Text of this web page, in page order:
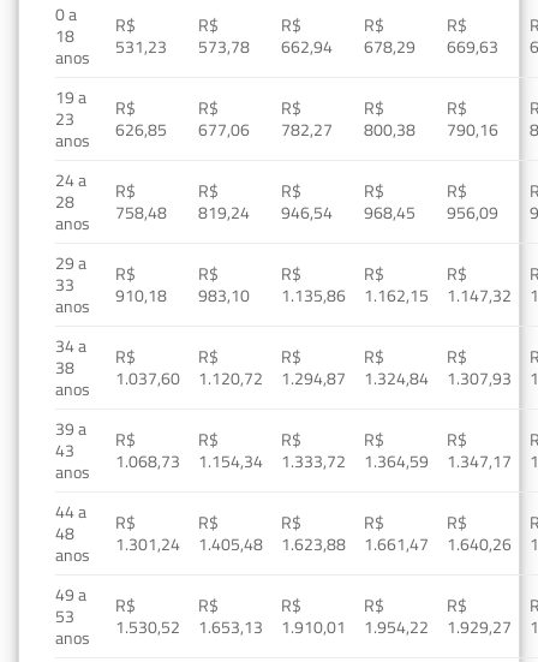
0 a
18
anos
R$
531,23
R$
573,78
R$
662,94
R$
678,29
R$
669,63
19 a
23
anos
R$
626,85
R$
677,06
R$
782,27
R$
800,38
R$
790,16
24 a
28
anos
R$
758,48
R$
819,24
R$
946,54
R$
968,45
R$
956,09
29 a
33
anos
R$
910,18
R$
983,10
R$
1.135,86
R$
1.162,15
R$
1.147,32
34 a
38
anos
R$
1.037,60
R$
1.120,72
R$
1.294,87
R$
1.324,84
R$
1.307,93
39 a
43
anos
R$
1.068,73
R$
1.154,34
R$
1.333,72
R$
1.364,59
R$
1.347,17
44 a
48
anos
R$
1.301,24
R$
1.405,48
R$
1.623,88
R$
1.661,47
R$
1.640,26
49 a
53
anos
R$
1.530,52
R$
1.653,13
R$
1.910,01
R$
1.954,22
R$
1.929,27